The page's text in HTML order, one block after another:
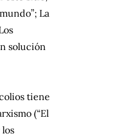
La
solución
tiene
(“El